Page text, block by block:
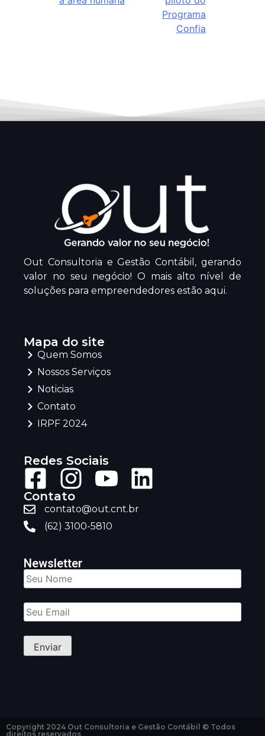
Programa
Confia
Out Consultoria e Gestão Contábil, gerando
valor no seu negócio! O mais alto nível de
soluções para empreendedores estão aqui.
Mapa do site
Quem Somos
Nossos Serviços
Noticias
Contato
IRPF 2024
Redes Sociais
Contato
contato@out.cnt.br
(62) 3100-5810
Newsletter
Copyright 2024 Out Consultoria e Gestão Contábil © Todos
direitos reservados